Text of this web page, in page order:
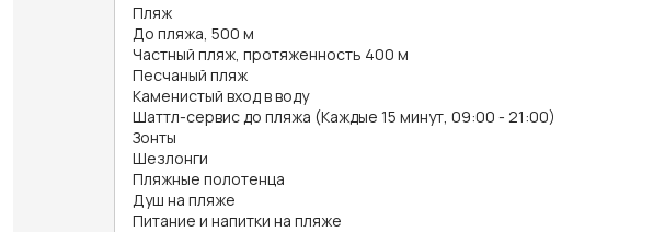
Пляж
До пляжа, 500 м
Частный пляж, протяженность 400 м
Песчаный пляж
Каменистый вход в воду
Шаттл-сервис до пляжа (Каждые 15 минут, 09:00 - 21:00)
Зонты
Шезлонги
Пляжные полотенца
Душ на пляже
Питание и напитки на пляже